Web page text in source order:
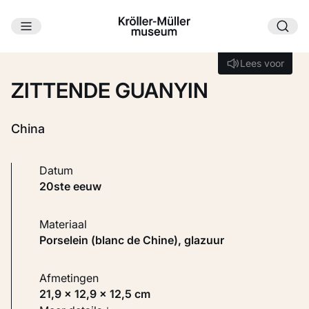
Ga naar hoofdinhoud
Lees voor
Lees voor
ZITTENDE GUANYIN
China
Datum
20ste eeuw
Materiaal
Porselein (blanc de Chine), glazuur
Afmetingen
21,9 × 12,9 × 12,5 cm